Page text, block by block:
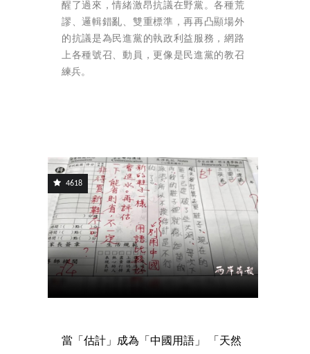
醒了過來，情緒激昂抗議在野黨。各種荒
謬、邏輯錯亂、雙重標準，再再凸顯場外
的抗議是為民進黨的執政利益服務，網路
上各種號召、動員，更像是民進黨的教召
練兵。
4618
當「估計」成為「中國用語」 「天然